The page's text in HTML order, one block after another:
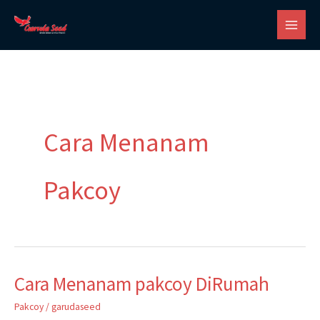
Cara Menanam
Pakcoy
Cara Menanam pakcoy DiRumah
Pakcoy/garudaseed
Cara
pakcoy